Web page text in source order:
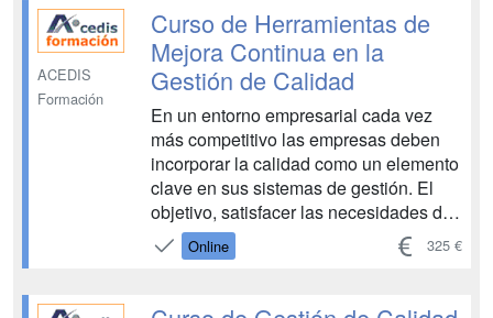
podrán mejorar su posición competitiva
y contribuir a ga...
ACEDIS
Formación
Curso de Herramientas de
Mejora Continua en la
Gestión de Calidad
En un entorno empresarial cada vez
más competitivo las empresas deben
incorporar la calidad como un elemento
clave en sus sistemas de gestión. El
objetivo, satisfacer las necesidades de
los clientes, reducir los costes y
alcanzar mayores cuotas de exigencia
competitiva en el mercado. En este
Online 325 €